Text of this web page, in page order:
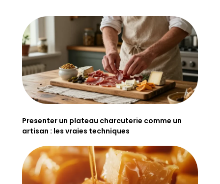
Presenter un plateau charcuterie comme un
artisan : les vraies techniques